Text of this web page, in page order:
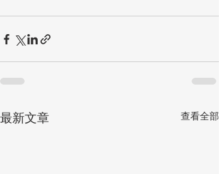
最新文章 查看全部